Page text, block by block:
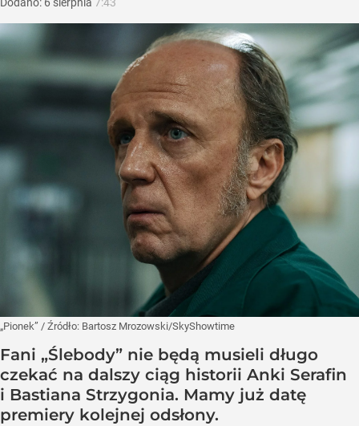
„Pionek” / Źródło: Bartosz Mrozowski/SkyShowtime
Fani „Ślebody” nie będą musieli długo
czekać na dalszy ciąg historii Anki Serafin
i Bastiana Strzygonia. Mamy już datę
premiery kolejnej odsłony.